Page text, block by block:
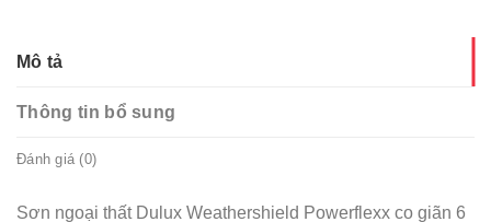
Mô tả
Thông tin bổ sung
Đánh giá (0)
Sơn ngoại thất Dulux Weathershield Powerflexx co giãn 6